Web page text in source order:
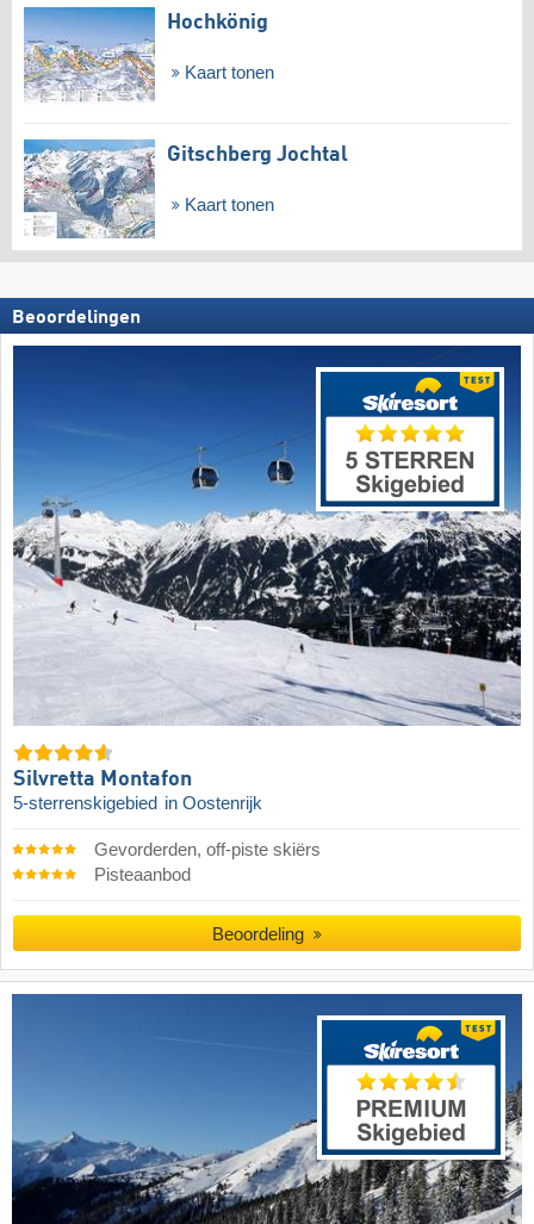
Hochkönig
Kaart tonen
Gitschberg Jochtal
Kaart tonen
Beoordelingen
Silvretta Montafon
5-sterrenskigebied in Oostenrijk
Gevorderden, off-piste skiërs
Pisteaanbod
Beoordeling